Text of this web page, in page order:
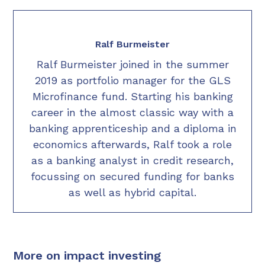
Ralf Burmeister
Ralf Burmeister joined in the summer
2019 as portfolio manager for the GLS
Microfinance fund. Starting his banking
career in the almost classic way with a
banking apprenticeship and a diploma in
economics afterwards, Ralf took a role
as a banking analyst in credit research,
focussing on secured funding for banks
as well as hybrid capital.
More on impact investing